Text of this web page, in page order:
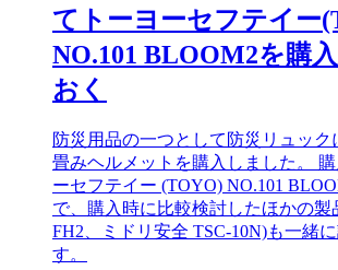
てトーヨーセフテイー
NO.101 BLOOM2を購
おく
防災用品の一つとして防災リュック
畳みヘルメットを購入しました。
ーセフテイー (TOYO) NO.101
で、購入時に比較検討したほかの製
FH2、ミドリ安全 TSC-10N)も一緒
す。